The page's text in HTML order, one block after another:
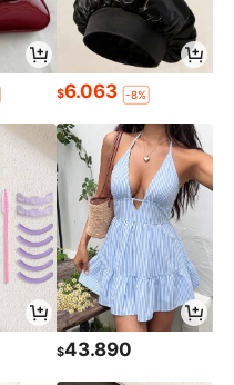
$6.063 -8%
$43.890